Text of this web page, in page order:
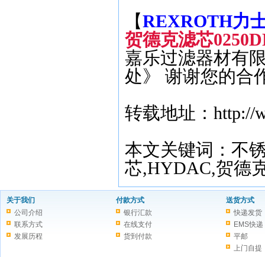
【REXROTH力
贺德克滤芯
嘉乐过滤器材有
处》 谢谢您的合
转载地址：http://
本文关键词：不
芯,HYDAC,贺德
关于我们
公司介绍
联系方式
发展历程
付款方式
银行汇款
在线支付
货到付款
送货方式
快递发货
EMS快递
平邮
上门自提